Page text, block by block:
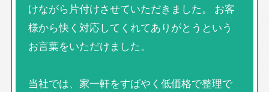
けながら片付けさせていただきました。 お客
様から快く対応してくれてありがとうという
お言葉をいただけました。
当社では、家一軒をすばやく低価格で整理で